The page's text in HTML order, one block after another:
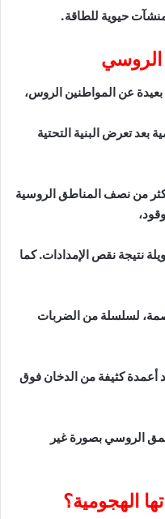
حيوية للطاقة.
الروسي
عن المواطنين الروس،
بعد تعرض البنية التحتية
من نصف المناطق الروسية
نتيجة نقص الإمدادات. كما
لسلسلة من الضربات
أعمدة كثيفة من الدخان فوق
الروسي بصورة غير
الهجومية؟